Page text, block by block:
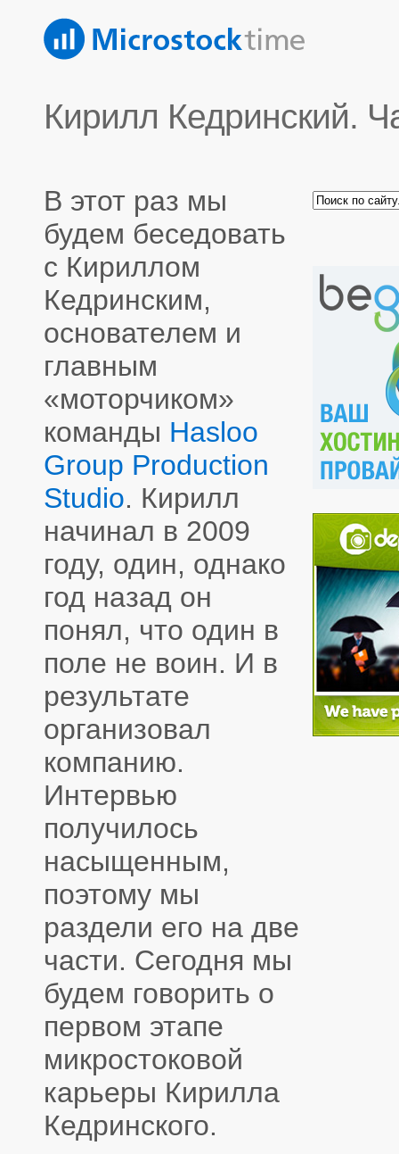
Кирилл Кедринский.
В этот раз мы
будем беседовать
с Кириллом
Кедринским,
основателем и
главным
«моторчиком»
команды Hasloo
Group Production
Studio. Кирилл
начинал в 2009
году, один, однако
год назад он
понял, что один в
поле не воин. И в
результате
организовал
компанию.
Интервью
получилось
насыщенным,
поэтому мы
раздели его на две
части. Сегодня мы
будем говорить о
первом этапе
микростоковой
карьеры Кирилла
Кедринского.